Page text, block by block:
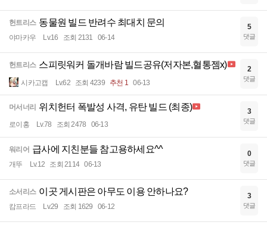
헌트리스 동물원 빌드 반려수 최대치 문의
야마카우 Lv.16 조회 2131 06-14
5
댓글
헌트리스 스피릿워커 돌개바람 빌드공유(저자본,혈통젬x)
시카고캡 Lv.62 조회 4239 추천 1 06-13
2
댓글
머서너리 위치헌터 폭발성 사격, 유탄 빌드 (최종)
로이홍 Lv.78 조회 2478 06-13
3
댓글
워리어 급사에 지친분들 참고용하세요^^
개뚜 Lv.12 조회 2114 06-13
0
댓글
소서리스 이곳 게시판은 아무도 이용 안하나요?
캄프라드 Lv.29 조회 1629 06-12
3
댓글